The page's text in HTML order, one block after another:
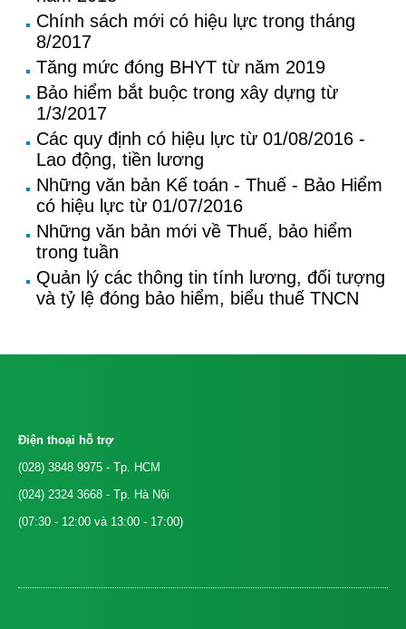
Chính sách mới có hiệu lực trong tháng
8/2017
Tăng mức đóng BHYT từ năm 2019
Bảo hiểm bắt buộc trong xây dựng từ
1/3/2017
Các quy định có hiệu lực từ 01/08/2016 -
Lao động, tiền lương
Những văn bản Kế toán - Thuế - Bảo Hiểm
có hiệu lực từ 01/07/2016
Những văn bản mới về Thuế, bảo hiểm
trong tuần
Quản lý các thông tin tính lương, đối tượng
và tỷ lệ đóng bảo hiểm, biểu thuế TNCN
Điện thoại hỗ trợ
(028) 3848 9975 - Tp. HCM
(024) 2324 3668 - Tp. Hà Nội
(07:30 - 12:00 và 13:00 - 17:00)